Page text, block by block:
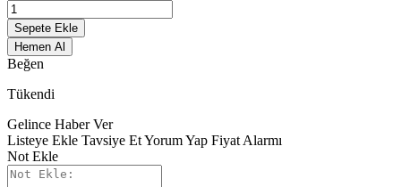
Sepete Ekle
Hemen Al
Beğen
Tükendi
Gelince Haber Ver
Listeye Ekle Tavsiye EtYorum Yap Fiyat Alarmı
Not Ekle